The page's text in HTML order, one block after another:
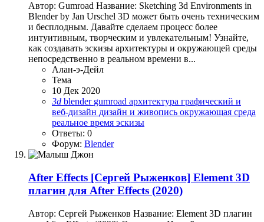
Автор: Gumroad Название: Sketching 3d Environments in
Blender by Jan Urschel 3D может быть очень техническим
и бесплодным. Давайте сделаем процесс более
интуитивным, творческим и увлекательным! Узнайте,
как создавать эскизы архитектуры и окружающей среды
непосредственно в реальном времени в...
Алан-э-Дейл
Тема
10 Дек 2020
3d blender gumroad архитектура графический и
веб-дизайн дизайн и живопись окружающая среда
реальное время эскизы
Ответы: 0
Форум: Blender
After Effects [Сергей Рыженков] Element 3D
плагин для After Effects (2020)
Автор: Сергей Рыженков Название: Element 3D плагин